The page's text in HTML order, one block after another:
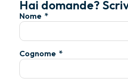
Hai domande?
Nome
Cognome